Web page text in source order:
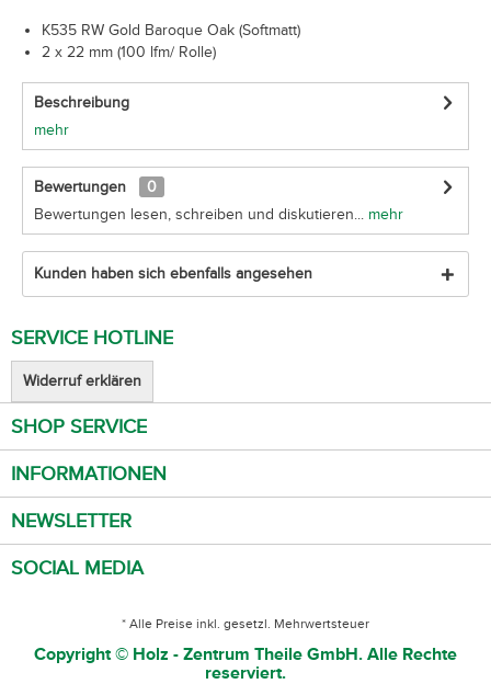
K535 RW Gold Baroque Oak (Softmatt)
2 x 22 mm (100 lfm/ Rolle)
Beschreibung
mehr
Bewertungen
0
Bewertungen lesen, schreiben und diskutieren... mehr
Kunden haben sich ebenfalls angesehen
SERVICE HOTLINE
Widerruf erklären
SHOP SERVICE
INFORMATIONEN
NEWSLETTER
SOCIAL MEDIA
* Alle Preise inkl. gesetzl. Mehrwertsteuer
Copyright © Holz - Zentrum Theile GmbH. Alle Rechte
reserviert.